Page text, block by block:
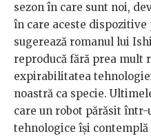
sezon în care sunt noi,
în care aceste dispozitive
sugerează romanul lui
reproducă fără prea mult
expirabilitatea
noastră ca specie.
care un robot părăsit într-
tehnologice își